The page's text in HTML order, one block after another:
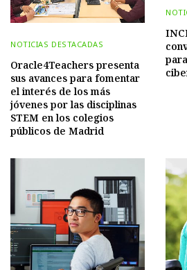
NOTICIAS DESTACADAS
Oracle4Teachers presenta
sus avances para fomentar
el interés de los más
jóvenes por las disciplinas
STEM en los colegios
públicos de Madrid